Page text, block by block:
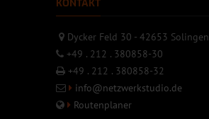
KONTAKT
Dycker Feld 30 - 42653 Solingen
+49 . 212 . 380858-30
+49 . 212 . 380858-32
info@netzwerkstudio.de
Routenplaner